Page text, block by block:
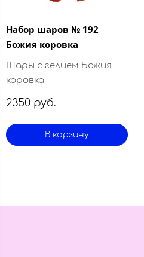
Набор шаров № 192
Божия коровка
Шары с гелием Божия
коровка
2350 руб.
В корзину